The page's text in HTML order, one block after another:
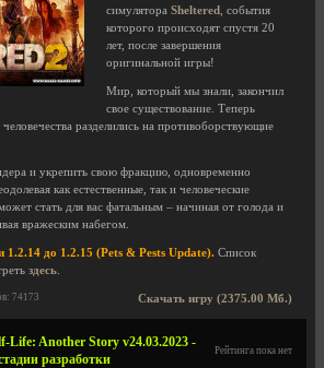
симулятора Sheltered
, события
которого происходят спустя 20
лет, после завершения
оригинальной игры!
Мир, который мы знали, закончил
свое существование. Теперь
разделились на противоборствующие
и укрепить свою фракцию, одновременно
как естественные, так и человеческие
стать для вас фатальным – начиная от голода и
вражеским набегом.
1.2.14 до 1.2.15 (Pets & Pests Update). Список
здесь
Скачать игру (2375.00 Мб.)
74173
Life: Another Story v24.03.2023 -
разработки
Рейтинга пока нет